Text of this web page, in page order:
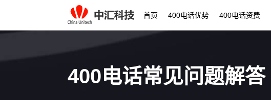
首页 400电话优势 400电话资费
400电话常见问题解答